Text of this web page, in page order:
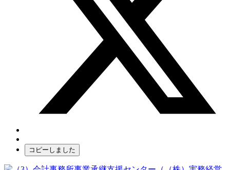
コピーしました